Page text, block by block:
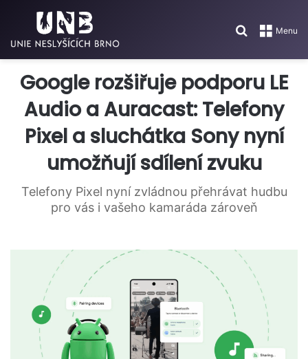
Menu
Search for
Google rozšiřuje podporu LE
Audio a Auracast: Telefony
Pixel a sluchátka Sony nyní
umožňují sdílení zvuku
Telefony Pixel nyní zvládnou přehrávat hudbu
pro vás i vašeho kamaráda zároveň